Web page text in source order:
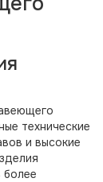
технические
и высокие